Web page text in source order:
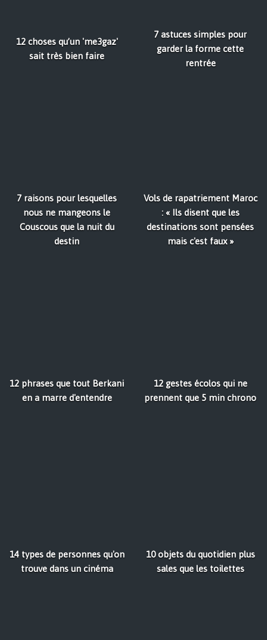
12 choses qu’un 'me3gaz'
sait très bien faire
7 astuces simples pour
garder la forme cette
rentrée
7 raisons pour lesquelles
nous ne mangeons le
Couscous que la nuit du
destin
Vols de rapatriement Maroc
: « Ils disent que les
destinations sont pensées
mais c'est faux »
12 phrases que tout Berkani
en a marre d'entendre
12 gestes écolos qui ne
prennent que 5 min chrono
14 types de personnes qu'on
trouve dans un cinéma
10 objets du quotidien plus
sales que les toilettes